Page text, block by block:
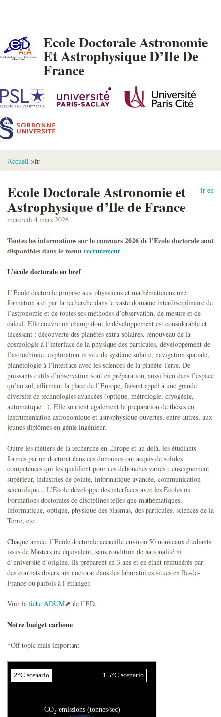
Ecole Doctorale Astronomie
Et Astrophysique D’Ile De
France
Accueil >fr
fr en
Ecole Doctorale Astronomie et
Astrophysique d’Ile de France
mercredi 4 mars 2026
Toutes les informations sur le concours 2026 de l’Ecole doctorale sont
disponibles dans le menurecrutement.
L’école doctorale en bref
L’École doctorale propose aux physiciens et mathématiciens une
formation à et par la recherche dans le vaste domaine interdisciplinaire de
l’astronomie et de toutes ses méthodes d’observation, de mesure et de
calcul. Elle couvre un champ dont le développement est considérable et
incessant : découverte des planètes extra-solaires, renouveau de la
cosmologie à l’interface de la physique des particules, développement de
l’astrochimie, exploration in situ du système solaire, navigation spatiale,
planétologie à l’interface avec les sciences de la planète Terre. De
puissants outils d’observation sont en préparation, aussi bien dans l’espace
qu’au sol, affirmant la place de l’Europe, faisant appel à une grande
diversité de technologies avancées (optique, métrologie, cryogénie,
automatique...). Elle soutient également la préparation de thèses en
instrumentation astronomique et astrophysique ouvertes, entre autres, aux
jeunes diplômés en génie ingénieur.
Outre les métiers de la recherche en Europe et au-delà, les étudiants
formés par un doctorat dans ces domaines ont acquis de solides
compétences qui les qualifient pour des débouchés variés : enseignement
supérieur, industries de pointe, informatique avancée, communication
scientifique... L’École développe des interfaces avec les Écoles ou
Formations doctorales de disciplines telles que mathématiques,
informatique, optique, physique des plasmas, des particules, sciences de la
Terre, etc.
Chaque année, l’Ecole doctorale accueille environ 50 nouveaux étudiants
issus de Masters ou équivalent, sans condition de nationalité ni
d’université d’origine. Ils préparent en 3 ans et en étant rémunérés par
des contrats divers, un doctorat dans des laboratoires situés en Ile-de-
France ou parfois à l’étranger.
Voir la fiche ADUM de l’ED.
Notre budget carbone
*Off topic mais important